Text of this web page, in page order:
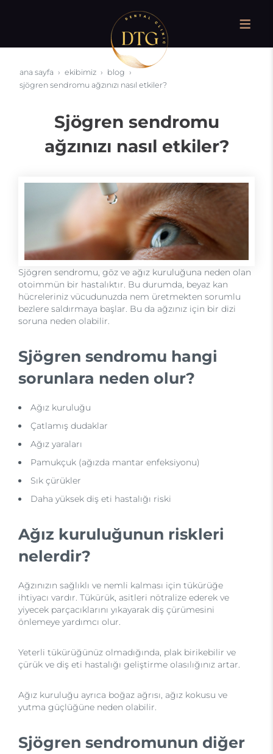
ana sayfa ekibimiz
blog
sjögren sendromu ağzınızı nasıl etkiler?
Sjögren sendromu
ağzınızı nasıl etkiler?
Sjögren sendromu, göz ve ağız kuruluğuna neden olan
otoimmün bir hastalıktır. Bu durumda, beyaz kan
hücreleriniz vücudunuzda nem üretmekten sorumlu
bezlere saldırmaya başlar. Bu da ağzınız için bir dizi
soruna neden olabilir.
Sjögren sendromu hangi
sorunlara neden olur?
Ağız kuruluğu
Çatlamış dudaklar
Ağız yaraları
Pamukçuk (ağızda mantar enfeksiyonu)
Sık çürükler
Daha yüksek diş eti hastalığı riski
Ağız kuruluğunun riskleri
nelerdir?
Ağzınızın sağlıklı ve nemli kalması için tükürüğe
ihtiyacı vardır. Tükürük, asitleri nötralize ederek ve
yiyecek parçacıklarını yıkayarak diş çürümesini
önlemeye yardımcı olur.
Yeterli tükürüğünüz olmadığında, plak birikebilir ve
çürük ve diş eti hastalığı geliştirme olasılığınız artar.
Ağız kuruluğu ayrıca boğaz ağrısı, ağız kokusu ve
yutma güçlüğüne neden olabilir.
Sjögren sendromunun diğer